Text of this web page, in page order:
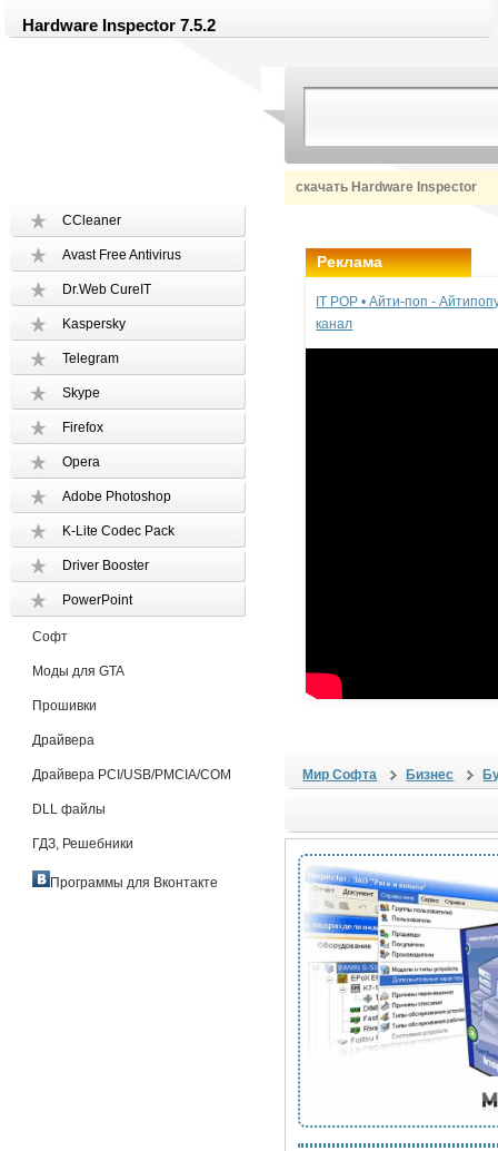
Hardware Inspector 7.5.2
скачать Hardware Inspector
CCleaner
Avast Free Antivirus
Dr.Web CureIT
Kaspersky
Telegram
Skype
Firefox
Opera
Adobe Photoshop
K-Lite Codec Pack
Driver Booster
PowerPoint
Софт
Моды для GTA
Прошивки
Драйвера
Драйвера PCI/USB/PMCIA/COM
DLL файлы
ГДЗ, Решебники
Программы для Вконтакте
Реклама
IT POP • Айти-поп -
канал
Мир Софта Бизнес